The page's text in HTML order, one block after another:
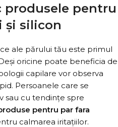
produsele pentru
și silicon
ale părului tău este primul
oricine poate beneficia de
capilare vor observa
Persoanele care se
sau cu tendințe spre
pentru par fara
calmarea iritațiilor.